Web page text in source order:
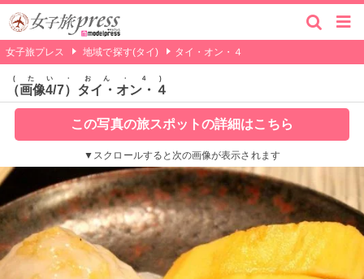
女子旅プレス 地域で探す(タイ) タイ・オン・４
（画像4/7）タイ・オン・４
たい・おん・４
この写真の旅スポットの詳細はこちら
▼スクロールすると次の画像が表示されます